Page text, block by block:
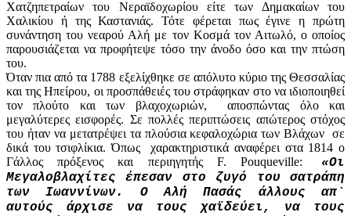
Χατζηπετραίων του Νεραϊδοχωρίου είτε των Δημακαίων του
Χαλικίου ή της Καστανιάς. Τότε φέρεται πως έγινε η πρώτη
συνάντηση του νεαρού Αλή με τον Κοσμά τον Αιτωλό, ο οποίος
παρουσιάζεται να προφήτεψε τόσο την άνοδο όσο και την πτώση
του.
Όταν πια από τα 1788 εξελίχθηκε σε απόλυτο κύριο της Θεσσαλίας
και της Ηπείρου, οι προσπάθειές του στράφηκαν στο να ιδιοποιηθεί
τον πλούτο και των βλαχοχωριών, αποσπώντας όλο και
μεγαλύτερες εισφορές. Σε πολλές περιπτώσεις απώτερος στόχος
του ήταν να μετατρέψει τα πλούσια κεφαλοχώρια των Βλάχων σε
δικά του τσιφλίκια. Όπως χαρακτηριστικά αναφέρει στα 1814 ο
Γάλλος πρόξενος και περιηγητής F. Pouqueville: «Οι
Μεγαλοβλαχίτες έπεσαν στο ζυγό του σατράπη
των Ιωαννίνων. Ο Αλή Πασάς άλλους απ`
αυτούς άρχισε να τους χαϊδεύει, να τους